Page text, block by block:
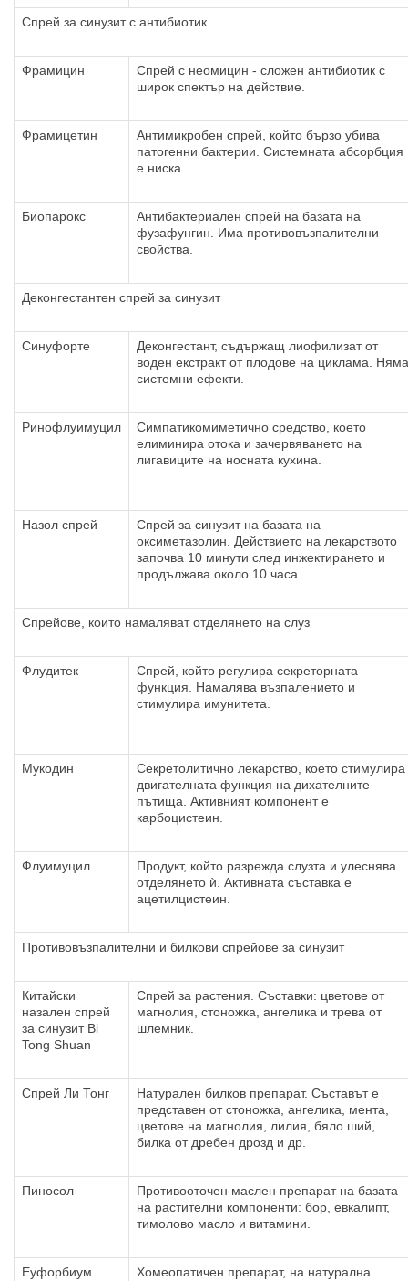
Спрей за синузит с антибиотик
Фрамицин
Спрей с неомицин - сложен антибиотик с
широк спектър на действие.
Фрамицетин
Антимикробен спрей, който бързо убива
патогенни бактерии. Системната абсорбция
е ниска.
Биопарокс
Антибактериален спрей на базата на
фузафунгин. Има противовъзпалителни
свойства.
Деконгестантен спрей за синузит
Синуфорте
Деконгестант, съдържащ лиофилизат от
воден екстракт от плодове на циклама. Няма
системни ефекти.
Ринофлуимуцил
Симпатикомиметично средство, което
елиминира отока и зачервяването на
лигавиците на носната кухина.
Назол спрей
Спрей за синузит на базата на
оксиметазолин. Действието на лекарството
започва 10 минути след инжектирането и
продължава около 10 часа.
Спрейове, които намаляват отделянето на слуз
Флудитек
Спрей, който регулира секреторната
функция. Намалява възпалението и
стимулира имунитета.
Мукодин
Секретолитично лекарство, което стимулира
двигателната функция на дихателните
пътища. Активният компонент е
карбоцистеин.
Флуимуцил
Продукт, който разрежда слузта и улеснява
отделянето ѝ. Активната съставка е
ацетилцистеин.
Противовъзпалителни и билкови спрейове за синузит
Китайски
назален спрей
за синузит Bi
Tong Shuan
Спрей за растения. Съставки: цветове от
магнолия, стоножка, ангелика и трева от
шлемник.
Спрей Ли Тонг
Натурален билков препарат. Съставът е
представен от стоножка, ангелика, мента,
цветове на магнолия, лилия, бяло ший,
билка от дребен дрозд и др.
Пиносол
Противооточен маслен препарат на базата
на растителни компоненти: бор, евкалипт,
тимолово масло и витамини.
Еуфорбиум Хомеопатичен препарат, на натурална